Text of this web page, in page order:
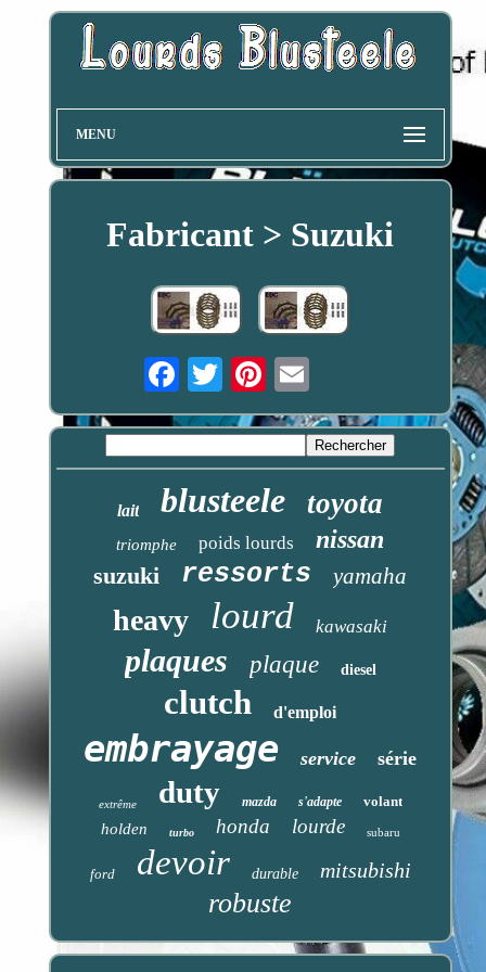
MENU
Fabricant > Suzuki
Email
lait blusteele toyota
triomphe poids lourds nissan
suzuki ressorts yamaha
heavy lourd kawasaki
plaques plaque diesel
clutch d'emploi
embrayage service série
extrême duty mazda s'adapte volant
holden turbo honda lourde subaru
ford devoir durable mitsubishi
robuste